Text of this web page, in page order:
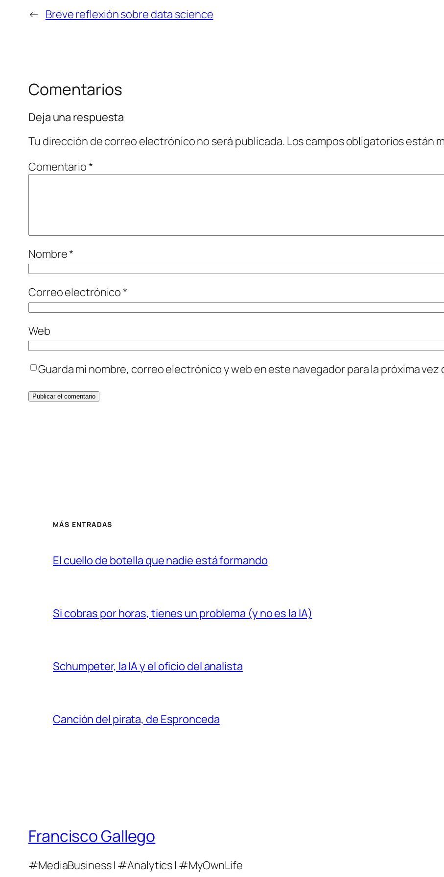
← Breve reflexión sobre data science
Comentarios
Deja una respuesta
Tu dirección de correo electrónico no será publicada. Los campos obligatorios están
Comentario*
Nombre*
Correo electrónico*
Web
Guarda mi nombre, correo electrónico y web en este navegador para la próxima
MÁS ENTRADAS
El cuello de botella que nadie está formando
Si cobras por horas, tienes un problema (y no es la IA)
Schumpeter, la IA y el oficio del analista
Canción del pirata, de Espronceda
Francisco Gallego
#MediaBusiness | #Analytics | #MyOwnLife